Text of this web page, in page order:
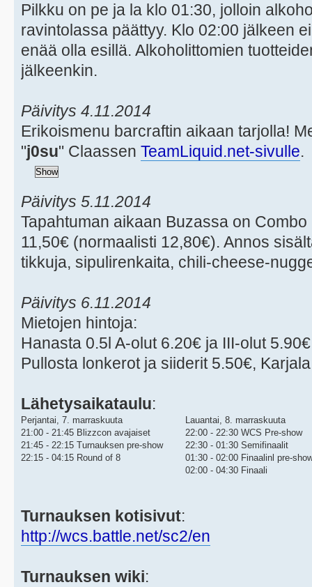
Pilkku on pe ja la klo 01:30, jolloin
ravintolassa päättyy. Klo 02:00 jälkeen
enää olla esillä. Alkoholittomien
jälkeenkin.
Päivitys 4.11.2014
Erikoismenu barcraftin aikaan tarjolla!
"j0su" Claassen TeamLiquid.net-sivulle.
Päivitys 5.11.2014
Tapahtuman aikaan Buzassa on
11,50€ (normaalisti 12,80€). Annos
tikkuja, sipulirenkaita, chili-cheese-
Päivitys 6.11.2014
Mietojen hintoja:
Hanasta 0.5l A-olut 6.20€ ja III-olut
Pullosta lonkerot ja siiderit 5.50€,
Lähetysaikataulu:
Perjantai, 7. marraskuuta
21:00 - 21:45 Blizzcon avajaiset
21:45 - 22:15 Turnauksen pre-show
22:15 - 04:15 Round of 8
Lauantai, 8. marraskuuta
22:00 - 22:30 WCS Pre-show
22:30 - 01:30 Semifinaalit
01:30 - 02:00 Finaalinl pre-
02:00 - 04:30 Finaali
Turnauksen kotisivut:
http://wcs.battle.net/sc2/en
Turnauksen wiki: